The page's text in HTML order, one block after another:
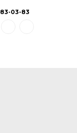
03-83